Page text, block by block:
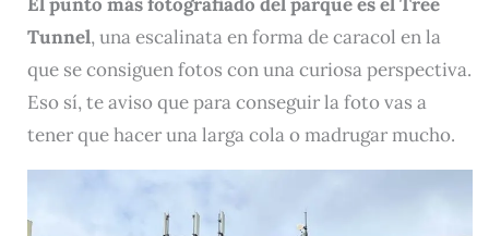
Tunnel, una escalinata en forma de caracol en la
que se consiguen fotos con una curiosa perspectiva.
Eso sí, te aviso que para conseguir la foto vas a
tener que hacer una larga cola o madrugar mucho.